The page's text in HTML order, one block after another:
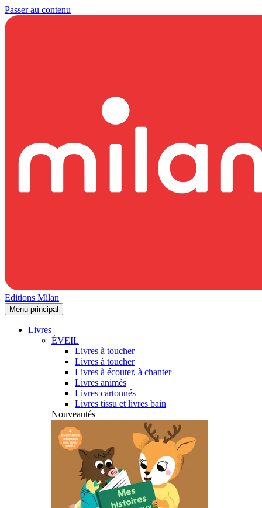
Passer au contenu
Editions Milan
Menu principal
Livres
ÉVEIL
Livres à toucher
Livres à toucher
Livres à écouter, à chanter
Livres animés
Livres cartonnés
Livres tissu et livres bain
Nouveautés